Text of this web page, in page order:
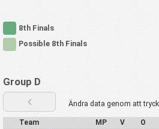
8th Finals
Possible 8th Finals
Group D
Ändra data genom att
Team MP V O